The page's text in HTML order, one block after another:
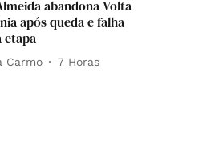
abandona Volta
após queda e falha
etapa
Carmo 7 Horas